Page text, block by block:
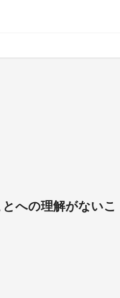
への理解がないこ